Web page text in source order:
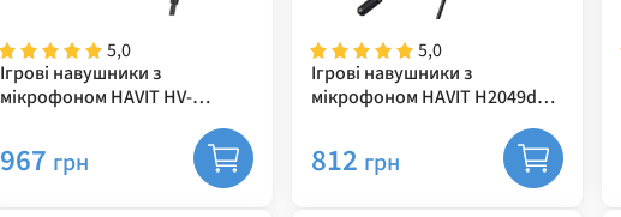
5,0
Ігрові навушники з
мікрофоном HAVIT HV-
967 грн
5,0
Ігрові навушники з
мікрофоном HAVIT H2049d
812 грн